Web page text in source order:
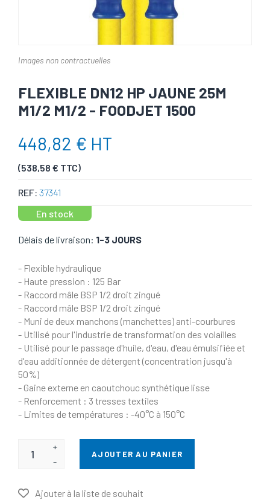
Images non contractuelles
FLEXIBLE DN12 HP JAUNE 25M
M1/2 M1/2 - FOODJET 1500
448,82 € HT
(538,58 € TTC)
REF: 37341
En stock
Délais de livraison: 1-3 JOURS
- Flexible hydraulique
- Haute pression : 125 Bar
- Raccord mâle BSP 1/2 droit zingué
- Raccord mâle BSP 1/2 droit zingué
- Muni de deux manchons (manchettes) anti-courbures
- Utilisé pour l'industrie de transformation des volailles
- Utilisé pour le passage d'huile, d'eau, d'eau émulsifiée et
d'eau additionnée de détergent (concentration jusqu'à
50%)
- Gaine externe en caoutchouc synthétique lisse
- Renforcement : 3 tresses textiles
- Limites de températures : -40°C à 150°C
+
-
AJOUTER AU PANIER
Ajouter à la liste de souhait